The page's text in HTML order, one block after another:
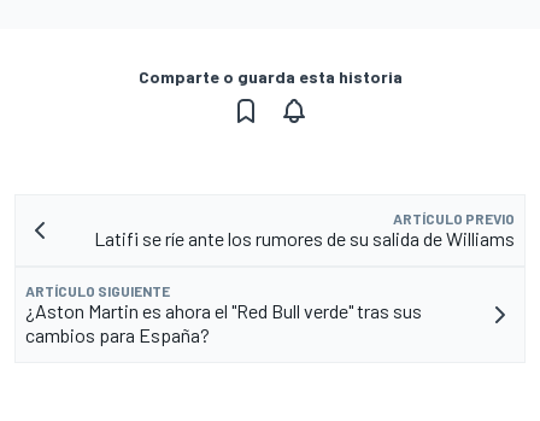
Comparte o guarda esta historia
ARTÍCULO PREVIO
Latifi se ríe ante los rumores de su salida de Williams
ARTÍCULO SIGUIENTE
¿Aston Martin es ahora el "Red Bull verde" tras sus
cambios para España?